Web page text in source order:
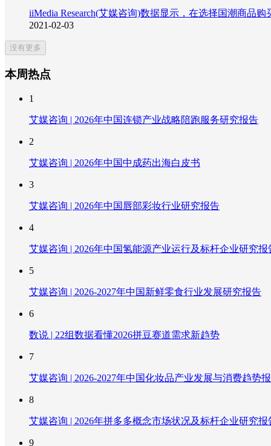
iiMedia Research(艾媒咨询)数据显示，在选择国潮商品
2021-02-03
没有更多
本周热点
1
艾媒咨询 | 2026年中国连锁产业战略陪跑服务研究报告
2
艾媒咨询 | 2026年中国中成药出海白皮书
3
艾媒咨询 | 2026年中国唇部彩妆行业研究报告
4
艾媒咨询 | 2026年中国氢能源产业运行及标杆企业研究报
5
艾媒咨询 | 2026-2027年中国新鲜零食行业发展研究报告
6
数说 | 22组数据看懂2026拼豆赛道需求新趋势
7
艾媒咨询 | 2026-2027年中国化妆品产业发展与消费趋势
8
艾媒咨询 | 2026年拼多多概念市场状况及标杆企业研究报
9